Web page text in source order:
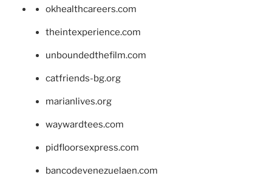
okhealthcareers.com
theintexperience.com
unboundedthefilm.com
catfriends-bg.org
marianlives.org
waywardtees.com
pidfloorsexpress.com
bancodevenezuelaen.com